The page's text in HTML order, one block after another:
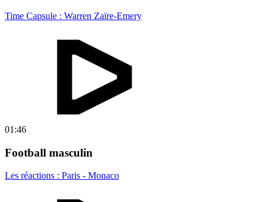
Time Capsule : Warren Zaïre-Emery
01:46
Football masculin
Les réactions : Paris - Monaco